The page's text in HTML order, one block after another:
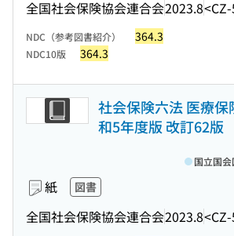
全国社会保険協会連合会2023.8
NDC（参考図書紹介） 364.3
NDC10版 364.3
社会保険六法 医療保
和5年度版 改訂62版
紙 図書
全国社会保険協会連合会2023.8
国立国